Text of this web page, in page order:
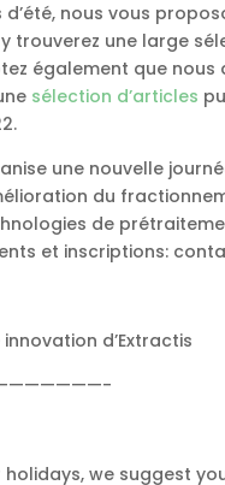
nous vous
trouverez une large
également que
sélection d’articles
une nouvelle
du
de
et inscriptions:
innovation d’Extractis
we suggest